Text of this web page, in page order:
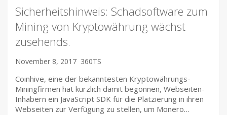
Sicherheitshinweis: Schadsoftware zum
Mining von Kryptowährung wächst
zusehends.
November 8, 2017 360TS
Coinhive, eine der bekanntesten Kryptowährungs-
Miningfirmen hat kürzlich damit begonnen, Webseiten-
Inhabern ein JavaScript SDK für die Platzierung in ihren
Webseiten zur Verfügung zu stellen, um Monero…